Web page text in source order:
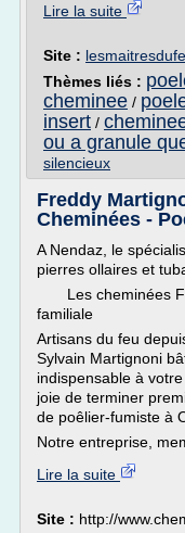
Lire la suite
Site :
Thèmes liés :
cheminee /
insert /
ou a granule
silencieux
Freddy
Cheminées -
A Nendaz, le
pierres ollaires et
Les cheminées
familiale
Artisans du feu
Sylvain Martignoni
indispensable à
joie de terminer
de poêlier-fumiste à
Notre entreprise,
Lire la suite
Site : http://